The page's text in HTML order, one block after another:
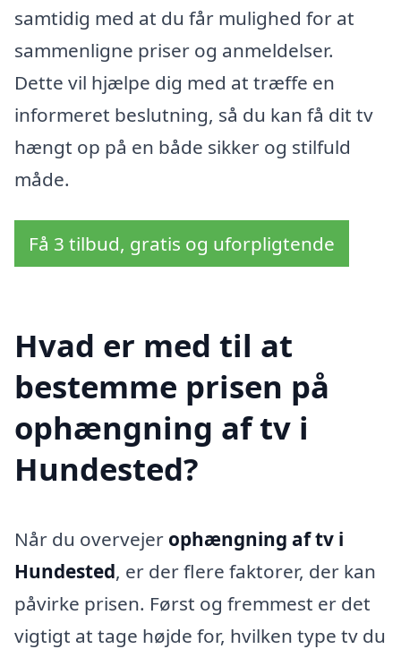
samtidig med at du får mulighed for at
sammenligne priser og anmeldelser.
Dette vil hjælpe dig med at træffe en
informeret beslutning, så du kan få dit tv
hængt op på en både sikker og stilfuld
måde.
Få 3 tilbud, gratis og uforpligtende
Hvad er med til at
bestemme prisen på
ophængning af tv i
Hundested?
Når du overvejer ophængning af tv i
Hundested, er der flere faktorer, der kan
påvirke prisen. Først og fremmest er det
vigtigt at tage højde for, hvilken type tv du